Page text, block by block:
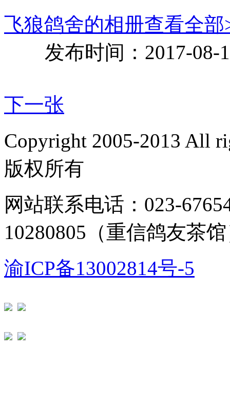
飞狼鸽舍的相册查看全部
发布时间：2017-08-
下一张
Copyright 2005-2013 All
版权所有
网站联系电话：023-
10280805（重信鸽友茶
渝ICP备13002814号-5